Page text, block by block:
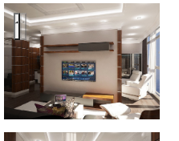
Penthouse in stroganoff